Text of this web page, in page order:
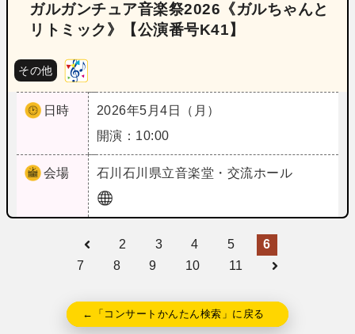
ガルガンチュア音楽祭2026《ガルちゃんと
リトミック》【公演番号K41】
その他
日時
2026年5月4日（月）
開演：10:00
会場 石川 石川県立音楽堂・交流ホール
2 3 4 5
6
7
8 9 10 11
←「コンサートかんたん検索」に戻る